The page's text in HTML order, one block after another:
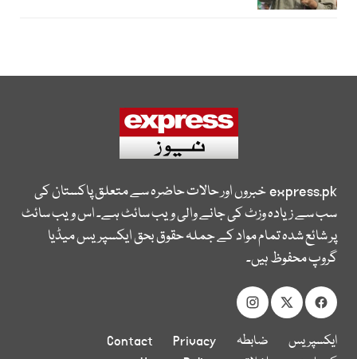
express.pkخبروں اور حالات حاضرہ سے متعلق پاکستان کی
سب سے زیادہ وزٹ کی جانے والی ویب سائٹ ہے۔ اس ویب سائٹ
پر شائع شدہ تمام مواد کے جملہ حقوق بحق ایکسپریس میڈیا
گروپ محفوظ ہیں۔
ایکسپریس
ضابطہ
Privacy
Contact